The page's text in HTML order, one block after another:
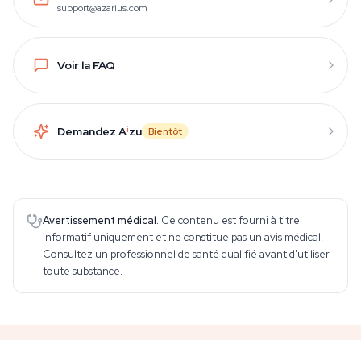
support@azarius.com
Voir la FAQ
Demandez Aizu Bientôt
Avertissement médical. Ce contenu est fourni à titre
informatif uniquement et ne constitue pas un avis médical.
Consultez un professionnel de santé qualifié avant d'utiliser
toute substance.